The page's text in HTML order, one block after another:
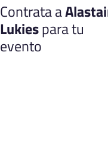
Contrata a
Lukiespara tu
evento